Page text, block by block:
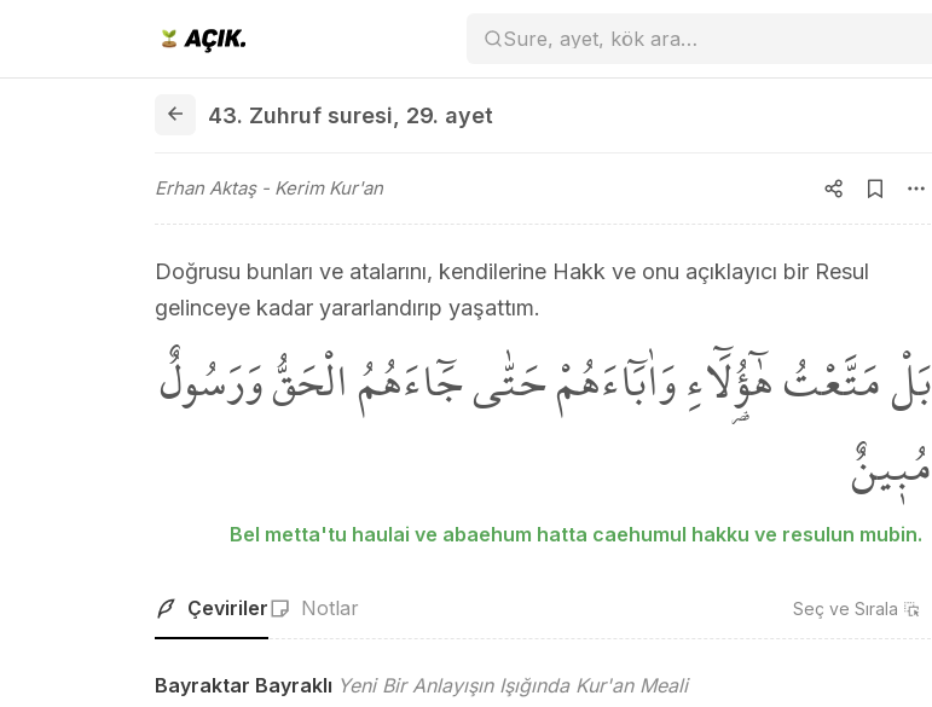
Sure, ayet, kök ara…
43. Zuhruf suresi 29. ayet
Erhan Aktaş- Kerim Kur'an
Doğrusu bunları ve atalarını, kendilerine Hakk ve onu açıklayıcı bir Resul
gelinceye kadar yararlandırıp yaşattım.
بَلْ مَتَّعْتُ هٰٓؤُ۬لَٓاءِ وَاٰبَٓاءَهُمْ حَتّٰى جَٓاءَهُمُ الْحَقُّ وَرَسُولٌ
مُب۪ينٌ
Bel metta'tu haulai ve abaehum hatta caehumul hakku ve resulun mubin.
Çeviriler Notlar Seç ve Sırala
Bayraktar Bayraklı Yeni Bir Anlayışın Işığında Kur'an Meali